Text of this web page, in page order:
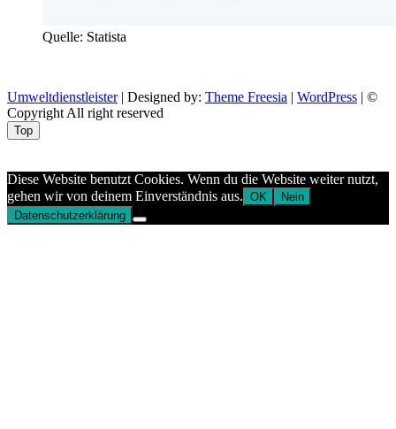
Quelle: Statista
Umweltdienstleister| Designed by: Theme Freesia | WordPress | ©
Copyright All right reserved
Top
Diese Website benutzt Cookies. Wenn du die Website weiter nutzt,
gehen wir von deinem Einverständnis aus. OK
Nein
Datenschutzerklärung